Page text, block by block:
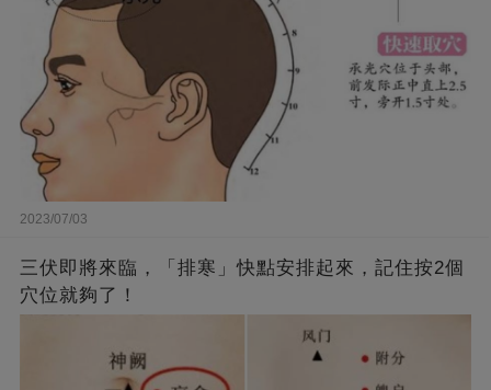
2023/07/03
三伏即將來臨，「排寒」快點安排起來，記住按2個
穴位就夠了！